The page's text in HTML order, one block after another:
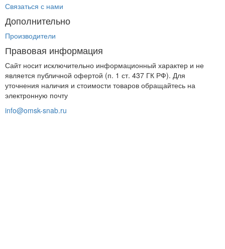
Связаться с нами
Дополнительно
Производители
Правовая информация
Сайт носит исключительно информационный характер и не
является публичной офертой (п. 1 ст. 437 ГК РФ). Для
уточнения наличия и стоимости товаров обращайтесь на
электронную почту
info@omsk-snab.ru